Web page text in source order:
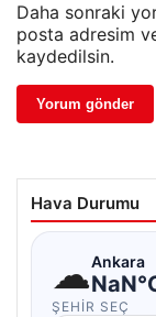
Daha sonraki
posta adresim
kaydedilsin.
Hava Durumu
☁Ankara
ŞEHIR SEÇ